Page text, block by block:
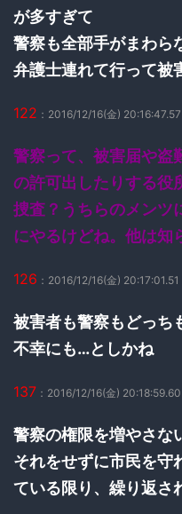
が多すぎて
警察も全部手がまわら
弁護士連れて行って被
122 ：2016/12/16(金)
警察って、被害届や盗
の許可出したりする役
捜査？うちらのメンツ
にやるけどね。他は知
126 ：2016/12/16(金)
被害者も警察もどっち
不幸にも…としかね
137 ：2016/12/16(金)
警察の権限を増やさな
それをせずに市民を守
ている限り、繰り返さ